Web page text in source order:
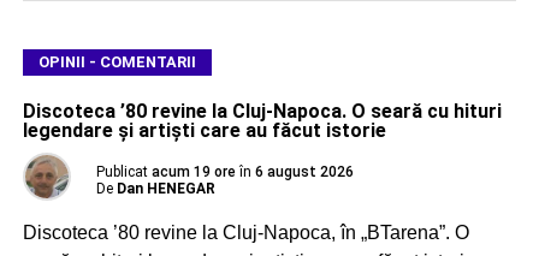
OPINII - COMENTARII
Discoteca ’80 revine la Cluj-Napoca. O seară cu hituri
legendare și artiști care au făcut istorie
Publicat acum 19 ore în 6 august 2026
De Dan HENEGAR
Discoteca ’80 revine la Cluj-Napoca, în „BTarena”. O